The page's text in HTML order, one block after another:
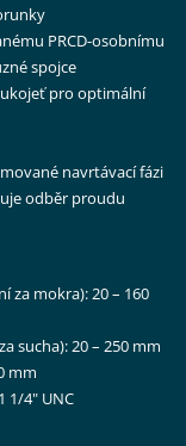
PRCD-osobnímu
spojce
pro optimální
navrtávací fázi
odběr proudu
za mokra): 20 – 160
sucha): 20 – 250 mm
mm
1/4" UNC